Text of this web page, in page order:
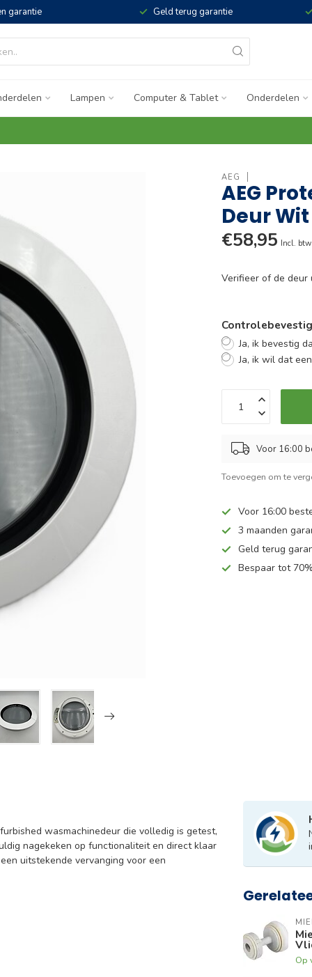
garantie Geld terug garantie
Lampen Computer & Tablet Onderdelen
AEG
AEG
Deur
€58,95 Incl. btw
Verifieer of de
Ja, ik bevestig
Ja, ik wil dat
Voor 16:00
Toevoegen om te
Voor 16:00
3 maanden
Geld terug
Bespaar tot
wasmachinedeur die volledig is getest,
nagekeken op functionaliteit en direct klaar
uitstekende vervanging voor een
Op